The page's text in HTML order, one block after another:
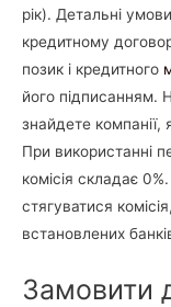
рік). Детальні
кредитному
позик і кредитного
його підписанням.
знайдете компанії,
При використанні
комісія складає
стягуватися
встановлених
Замовити